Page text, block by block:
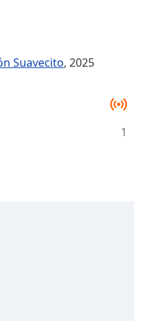
Suavecito, 2025
1